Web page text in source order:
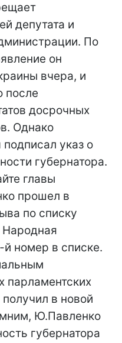
депутата и
По
он
вчера, и
после
досрочных
Однако
указ о
губернатора.
главы
прошел в
по списку
й номер в списке.
парламентских
в новой
Ю.Павленко
губернатора